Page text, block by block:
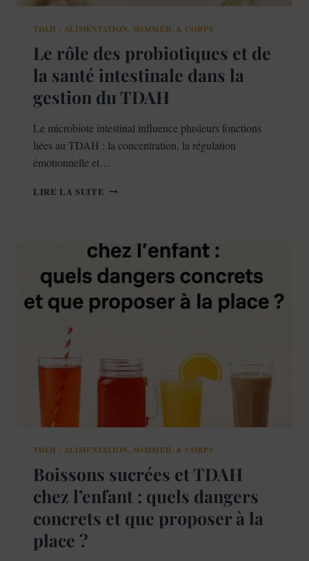
TDAH : ALIMENTATION, SOMMEIL & CORPS
Le rôle des probiotiques et de
la santé intestinale dans la
gestion du TDAH
Le microbiote intestinal influence plusieurs fonctions
liées au TDAH : la concentration, la régulation
émotionnelle et…
LIRE LA SUITE LE
ET
DE
LA
SANTÉ
INTESTINALE
DANS
TDAH
TDAH : ALIMENTATION, SOMMEIL & CORPS
Boissons sucrées et TDAH
chez l’enfant : quels dangers
concrets et que proposer à la
place ?